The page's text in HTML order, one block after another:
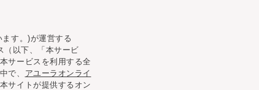
す。)が運営する
（以下、「本サービ
サービスを利用する全
で、 アユーラオンライ
サイトが提供するオン